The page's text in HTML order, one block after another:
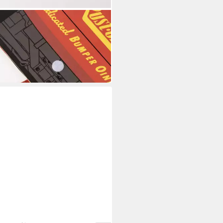
CARS
Ausmalalbum Kinder
Malbuch Schulbedarf
10,95 €
Werktagen bei dir